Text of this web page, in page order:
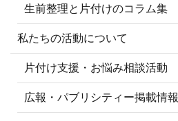
生前整理と片付けのコラム集
私たちの活動について
片付け支援・お悩み相談活動
広報・パブリシティー掲載情報